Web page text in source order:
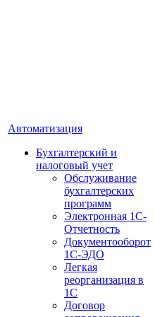
Автоматизация
Бухгалтерский и
налоговый учет
Обслуживание
бухгалтерских
программ
Электронная 1С-
Отчетность
Документооборот
1С-ЭДО
Легкая
реорганизация в
1С
Договор